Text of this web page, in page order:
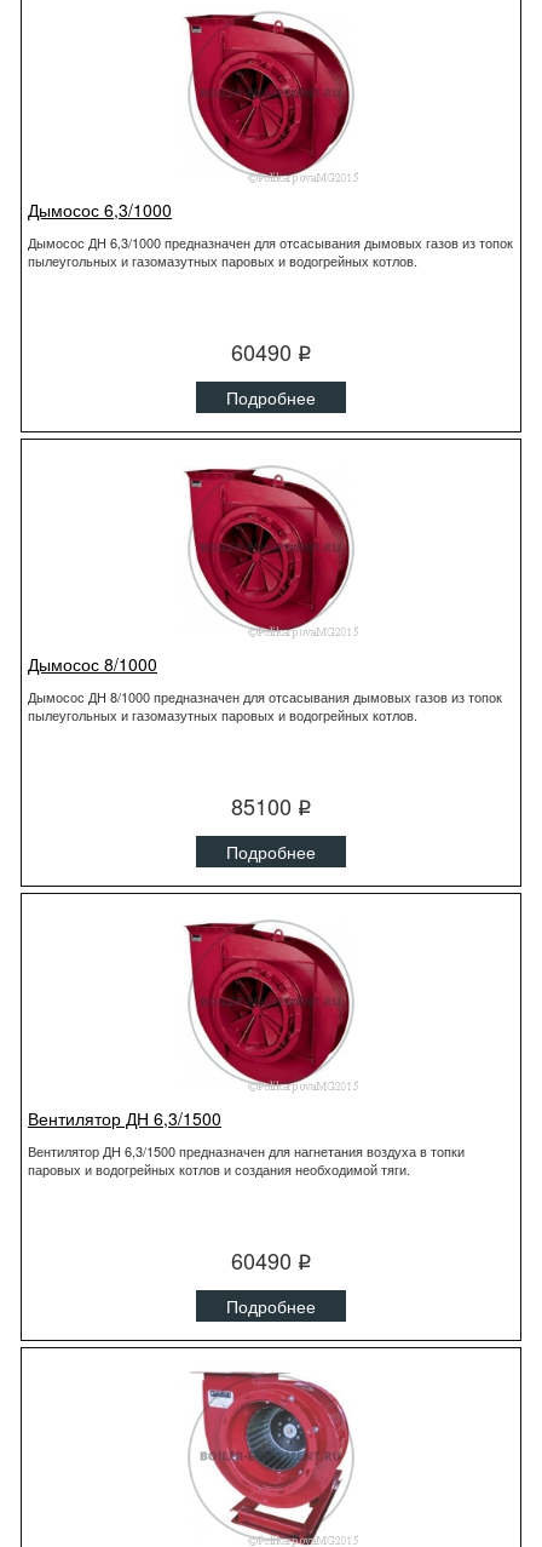
Дымосос 6,3/1000
Дымосос ДН 6,3/1000 предназначен для отсасывания дымовых газов из топок
пылеугольных и газомазутных паровых и водогрейных котлов.
60490 q
Подробнее
Дымосос 8/1000
Дымосос ДН 8/1000 предназначен для отсасывания дымовых газов из топок
пылеугольных и газомазутных паровых и водогрейных котлов.
85100 q
Подробнее
Вентилятор ДН 6,3/1500
Вентилятор ДН 6,3/1500 предназначен для нагнетания воздуха в топки
паровых и водогрейных котлов и создания необходимой тяги.
60490 q
Подробнее